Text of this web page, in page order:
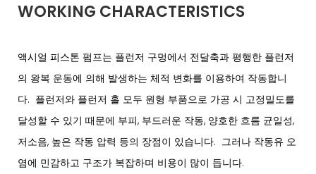
WORKING CHARACTERISTICS
액시얼 피스톤 펌프는 플런저 구멍에서 전달축과 평행한 플런저
의 왕복 운동에 의해 발생하는 체적 변화를 이용하여 작동합니
다. 플런저와 플런저 홀 모두 원형 부품으로 가공 시 고정밀도를
달성할 수 있기 때문에 부피, 부드러운 작동, 양호한 흐름 균일성,
저소음, 높은 작동 압력 등의 장점이 있습니다. 그러나 작동유 오
염에 민감하고 구조가 복잡하며 비용이 많이 듭니다.